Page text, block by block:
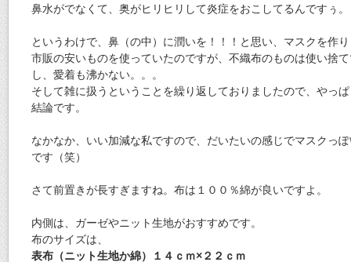
鼻水がでなくて、奥がヒリヒリして炎症をおこしてるんですぅ。
というわけで、鼻（の中）に潤いを！！！と思い、マスクを作
市販の安いものを使っていたのですが、不織布のものは使い捨
し、愛着も沸かない。。。
そして雑に扱うということを繰り返しておりましたので、やっ
結論です。
なかなか、いい加減な私ですので、だいたいの感じでマスクっ
です（笑）
さて前置きが長すぎますね。布は１００％綿が良いですよ。
内側は、ガーゼやニット生地がおすすめです。
布のサイズは、
表布（ニット生地か綿）１４ｃｍ×２２ｃｍ